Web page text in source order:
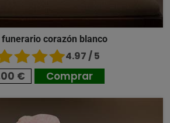
funerario corazón blanco
4.97 / 5
€ Comprar